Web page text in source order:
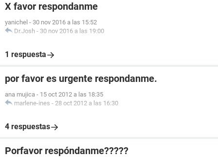
X favor respondanme
yanichel - 30 nov 2016 a las 15:52
Dr.Josh - 30 nov 2016 a las 19:00
1 respuesta
por favor es urgente respondanme.
ana mujica - 15 oct 2012 a las 18:35
marlene-ines - 28 oct 2012 a las 16:30
4 respuestas
Porfavor respóndanme?????